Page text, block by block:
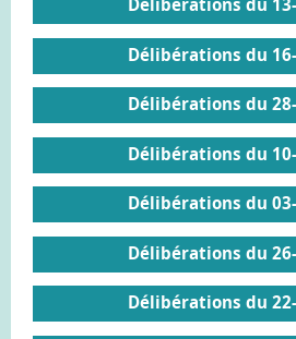
Délibérations du
Délibérations du
Délibérations du
Délibérations du
Délibérations du
Délibérations du
Délibérations du